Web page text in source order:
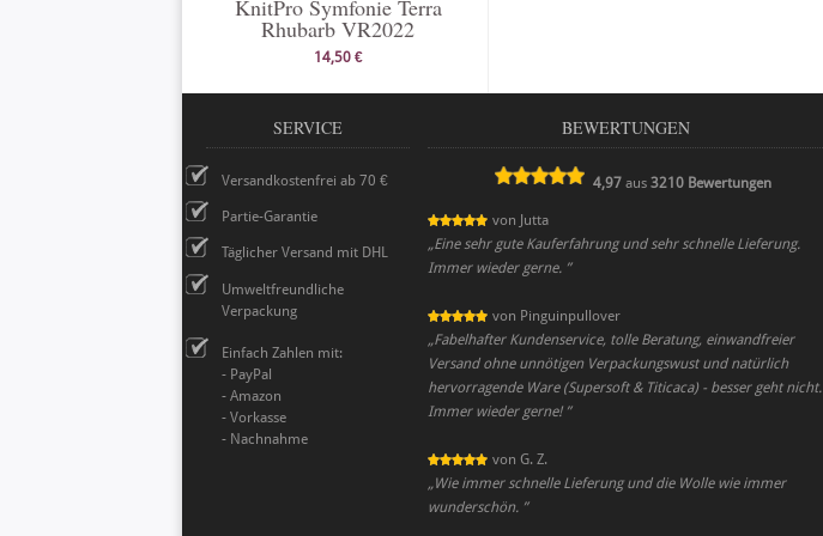
KnitPro Symfonie Terra
Rhubarb VR2022
14,50 €
SERVICE
Versandkostenfrei ab 70 €
Partie-Garantie
Täglicher Versand mit DHL
Umweltfreundliche
Verpackung
Einfach Zahlen mit:
- PayPal
- Amazon
- Vorkasse
- Nachnahme
BEWERTUNGEN
4,97 aus3210 Bewertungen
von Jutta
„Eine sehr gute Kauferfahrung und sehr schnelle Lieferung.
Immer wieder gerne. ”
von Pinguinpullover
„Fabelhafter Kundenservice, tolle Beratung, einwandfreier
Versand ohne unnötigen Verpackungswust und natürlich
hervorragende Ware (Supersoft & Titicaca) - besser geht nicht.
Immer wieder gerne! ”
von G. Z.
„Wie immer schnelle Lieferung und die Wolle wie immer
wunderschön. ”